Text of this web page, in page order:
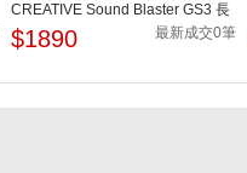
CREATIVE Sound Blaster GS3 長
條型 藍牙5.4 電腦喇...
$1890 最新成交0筆